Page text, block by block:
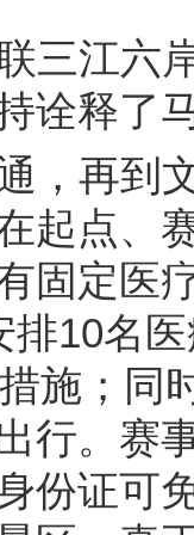
江六岸
诠释了
再到文
起点、
固定医
10名
施；同
行。赛
份证可